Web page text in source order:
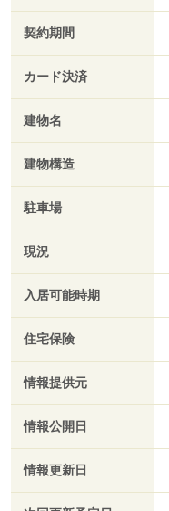
契約期間
カード決済
建物名
建物構造
駐車場
現況
入居可能時期
住宅保険
情報提供元
情報公開日
情報更新日